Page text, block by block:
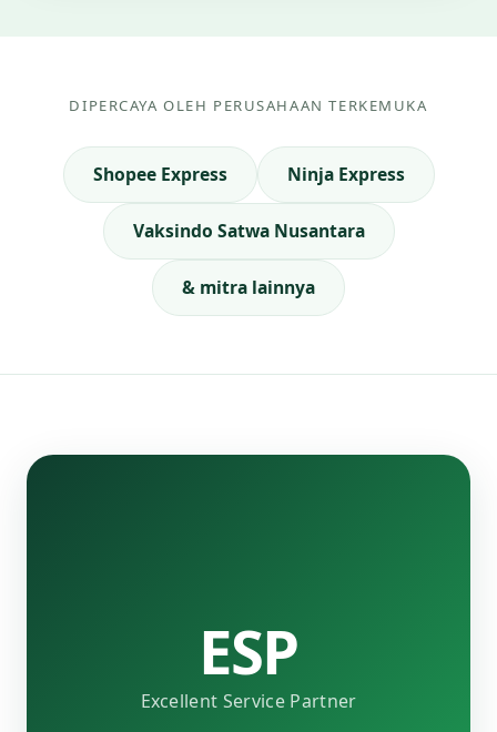
DIPERCAYA OLEH PERUSAHAAN TERKEMUKA
Shopee Express Ninja Express
Vaksindo Satwa Nusantara
& mitra lainnya
ESP
Excellent Service Partner